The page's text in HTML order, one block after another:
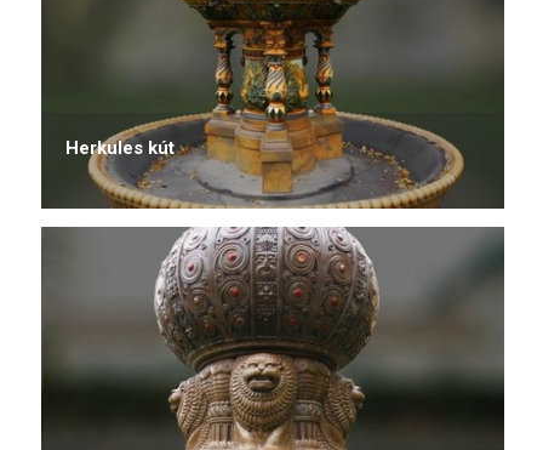
Herkules kút